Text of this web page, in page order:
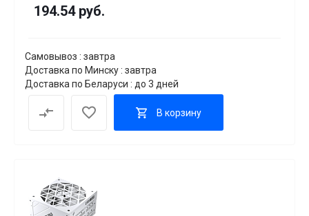
194.54 руб.
Самовывоз : завтра
Доставка по Минску : завтра
Доставка по Беларуси : до 3 дней
В корзину